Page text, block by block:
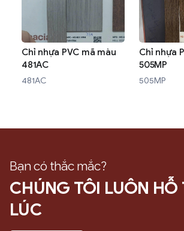
Chỉ nhựa PVC mã màu
481AC
481AC
Chỉ nhựa
505MP
505MP
Bạn có thắc mắc?
CHÚNG TÔI LUÔN HỖ
LÚC